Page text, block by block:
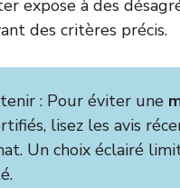
expose à des
des critères précis.
: Pour éviter une
lisez les avis
Un choix éclairé